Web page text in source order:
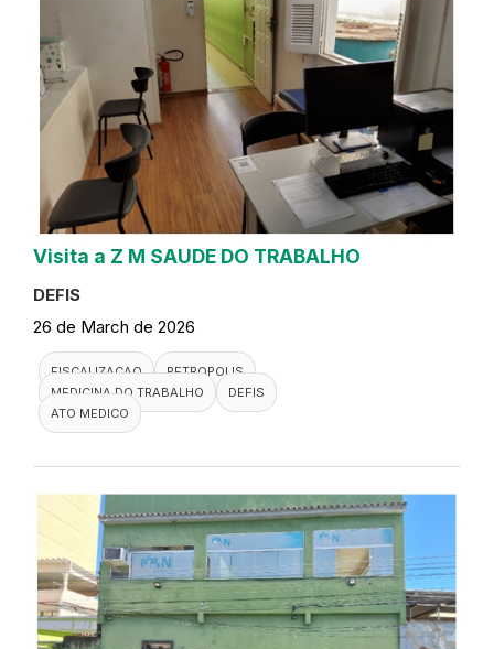
Visita a Z M SAUDE DO TRABALHO
DEFIS
26 de March de 2026
FISCALIZACAO
PETROPOLIS
MEDICINA DO TRABALHO
DEFIS
ATO MEDICO